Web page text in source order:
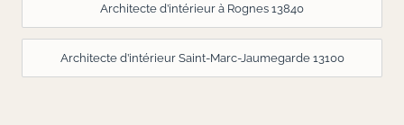
Architecte d’intérieur à Rognes 13840
Architecte d’intérieur Saint-Marc-Jaumegarde 13100